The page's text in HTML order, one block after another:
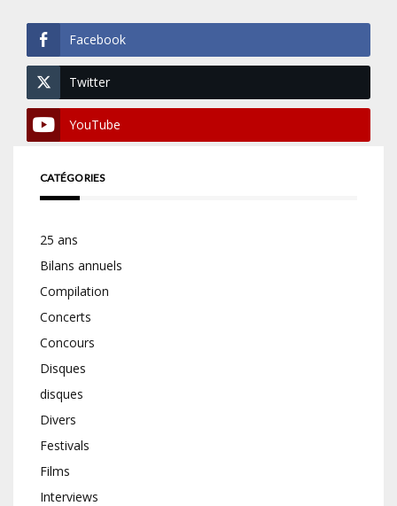
Facebook
Twitter
YouTube
CATÉGORIES
25 ans
Bilans annuels
Compilation
Concerts
Concours
Disques
disques
Divers
Festivals
Films
Interviews